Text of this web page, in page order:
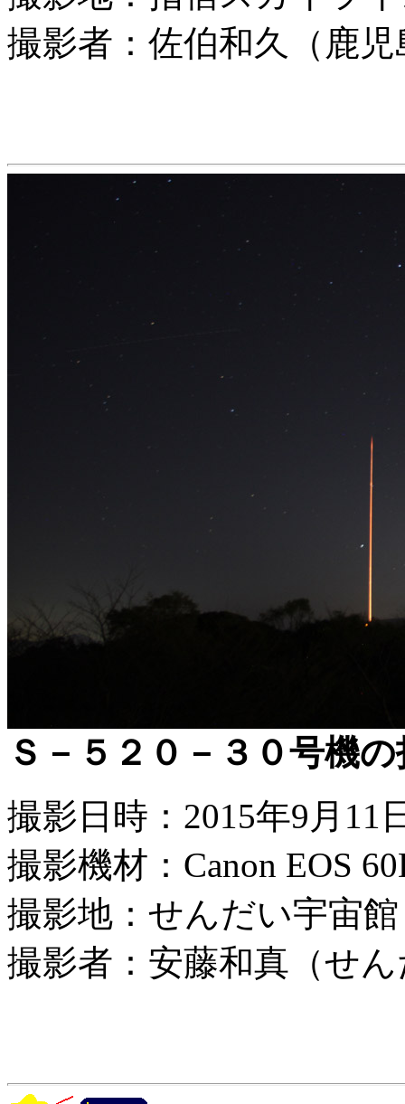
撮影者：佐伯和久（鹿
Ｓ－５２０－３０号機
撮影日時：2015年9月11
撮影機材：Canon EOS
撮影地：せんだい宇宙
撮影者：安藤和真（せ